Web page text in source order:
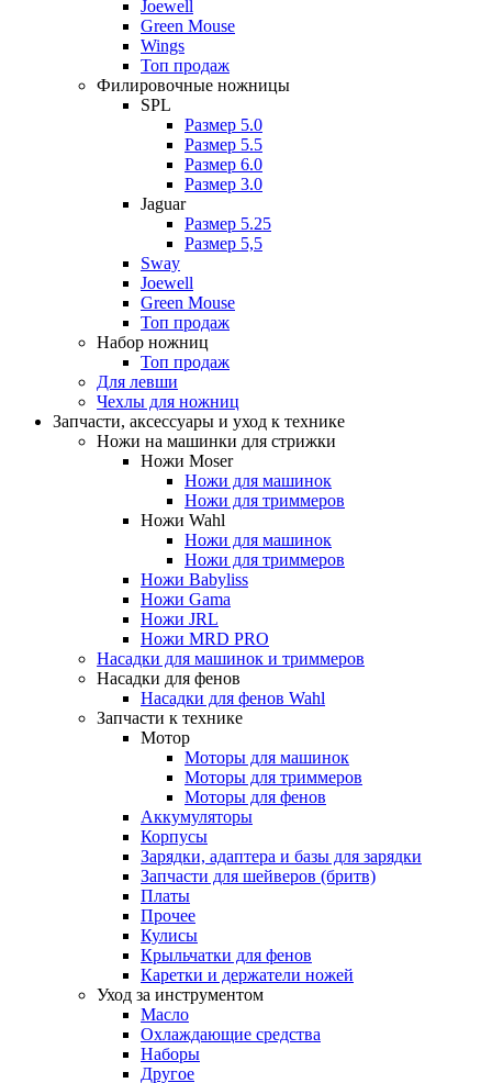
Joewell
Green Mouse
Wings
Топ продаж
Филировочные ножницы
SPL
Размер 5.0
Размер 5.5
Размер 6.0
Размер 3.0
Jaguar
Размер 5.25
Размер 5,5
Sway
Joewell
Green Mouse
Топ продаж
Набор ножниц
Топ продаж
Для левши
Чехлы для ножниц
Запчасти, аксессуары и уход к технике
Ножи на машинки для стрижки
Ножи Moser
Ножи для машинок
Ножи для триммеров
Ножи Wahl
Ножи для машинок
Ножи для триммеров
Ножи Babyliss
Ножи Gama
Ножи JRL
Ножи MRD PRO
Насадки для машинок и триммеров
Насадки для фенов
Насадки для фенов Wahl
Запчасти к технике
Мотор
Моторы для машинок
Моторы для триммеров
Моторы для фенов
Аккумуляторы
Корпусы
Зарядки, адаптера и базы для зарядки
Запчасти для шейверов (бритв)
Платы
Прочее
Кулисы
Крыльчатки для фенов
Каретки и держатели ножей
Уход за инструментом
Масло
Охлаждающие средства
Наборы
Другое